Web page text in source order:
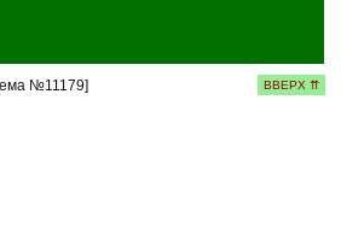
№11179] ВВЕРХ ⇈